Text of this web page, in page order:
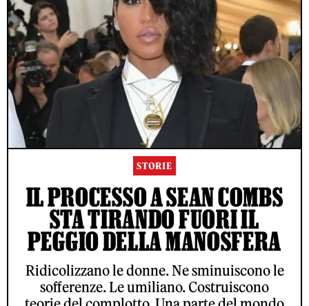
STORIE
IL PROCESSO A SEAN COMBS
STA TIRANDO FUORI IL
PEGGIO DELLA MANOSFERA
Ridicolizzano le donne. Ne sminuiscono le
sofferenze. Le umiliano. Costruiscono